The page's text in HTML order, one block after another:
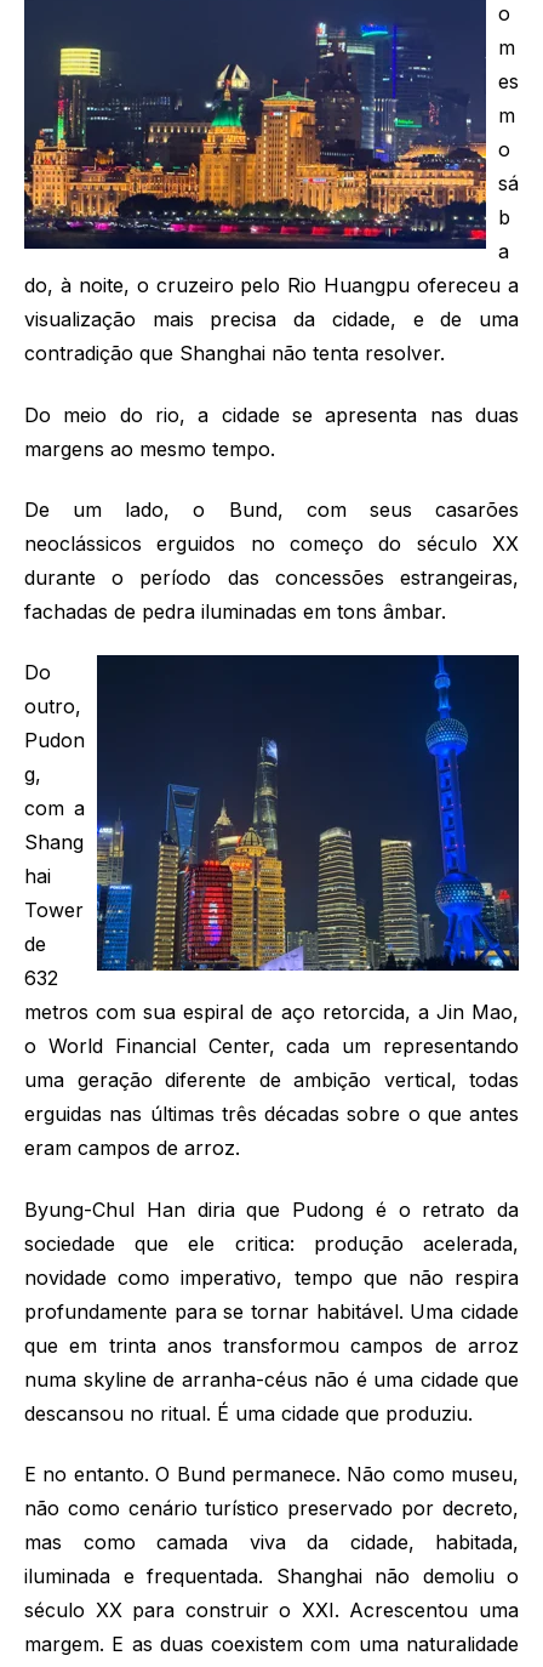
o
m
es
m
o
sá
b
a
do, à noite, o cruzeiro pelo Rio Huangpu ofereceu a
visualização mais precisa da cidade, e de uma
contradição que Shanghai não tenta resolver.
Do meio do rio, a cidade se apresenta nas duas
margens ao mesmo tempo.
De um lado, o Bund, com seus casarões
neoclássicos erguidos no começo do século XX
durante o período das concessões estrangeiras,
fachadas de pedra iluminadas em tons âmbar.
Do
outro,
Pudon
g,
com a
Shang
hai
Tower
de
632
metros com sua espiral de aço retorcida, a Jin Mao,
o World Financial Center, cada um representando
uma geração diferente de ambição vertical, todas
erguidas nas últimas três décadas sobre o que antes
eram campos de arroz.
Byung-Chul Han diria que Pudong é o retrato da
sociedade que ele critica: produção acelerada,
novidade como imperativo, tempo que não respira
profundamente para se tornar habitável. Uma cidade
que em trinta anos transformou campos de arroz
numa skyline de arranha-céus não é uma cidade que
descansou no ritual. É uma cidade que produziu.
E no entanto. O Bund permanece. Não como museu,
não como cenário turístico preservado por decreto,
mas como camada viva da cidade, habitada,
iluminada e frequentada. Shanghai não demoliu o
século XX para construir o XXI. Acrescentou uma
margem. E as duas coexistem com uma naturalidade